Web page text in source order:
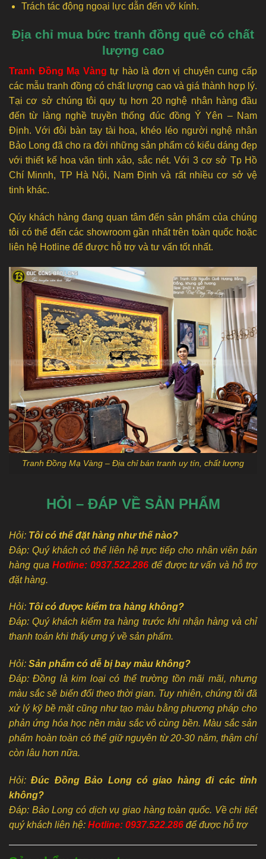
Trách tác động ngoại lực dẫn đến vỡ kính.
Địa chỉ mua bức tranh đồng quê có chất
lượng cao
Tranh Đồng Mạ Vàng tự hào là đơn vị chuyên cung cấp
các mẫu tranh đồng có chất lượng cao và giá thành hợp lý.
Tại cơ sở chúng tôi quy tụ hơn 20 nghệ nhân hàng đầu
đến từ làng nghề truyền thống đúc đồng Ý Yên – Nam
Định. Với đôi bàn tay tài hoa, khéo léo người nghệ nhân
Bảo Long đã cho ra đời những sản phẩm có kiểu dáng đẹp
với thiết kế hoa văn tinh xảo, sắc nét. Với 3 cơ sở Tp Hồ
Chí Minnh, TP Hà Nội, Nam Định và rất nhiều cơ sở vệ
tinh khác.
Qúy khách hàng đang quan tâm đến sản phẩm của chúng
tôi có thể đến các showroom gần nhất trên toàn quốc hoặc
liên hệ Hotline để được hỗ trợ và tư vấn tốt nhất.
Tranh Đồng Mạ Vàng – Địa chỉ bán tranh uy tín, chất lượng
HỎI – ĐÁP VỀ SẢN PHẨM
Hỏi: Tôi có thể đặt hàng như thế nào?
Đáp: Quý khách có thể liên hệ trực tiếp cho nhân viên bán
hàng qua Hotline: 0937.522.286 để được tư vấn và hỗ trợ
đặt hàng.
Hỏi: Tôi có được kiểm tra hàng không?
Đáp: Quý khách kiểm tra hàng trước khi nhận hàng và chỉ
thanh toán khi thấy ưng ý về sản phẩm.
Hỏi: Sản phẩm có dễ bị bay màu không?
Đáp: Đồng là kim loại có thể trường tồn mãi mãi, nhưng
màu sắc sẽ biến đổi theo thời gian. Tuy nhiên, chúng tôi đã
xử lý kỹ bề mặt cũng như tạo màu bằng phương pháp cho
phản ứng hóa học nền màu sắc vô cùng bền. Màu sắc sản
phẩm hoàn toàn có thể giữ nguyên từ 20-30 năm, thậm chí
còn lâu hơn nữa.
Hỏi: Đúc Đồng Bảo Long có giao hàng đi các tỉnh
không?
Đáp: Bảo Long có dịch vụ giao hàng toàn quốc. Về chi tiết
quý khách liên hệ: Hotline: 0937.522.286 để được hỗ trợ